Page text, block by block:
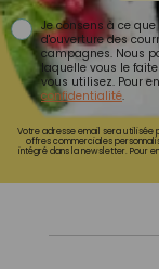
Je consens à ce
d'ouverture des
campagnes. Nous
laquelle vous le
vous utilisez. Pour
confidentialité.
Votre adresse email sera utilisée
offres commerciales
intégré dans la newsletter. Pour